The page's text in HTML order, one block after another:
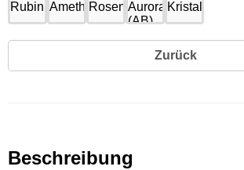
Zurück
Beschreibung